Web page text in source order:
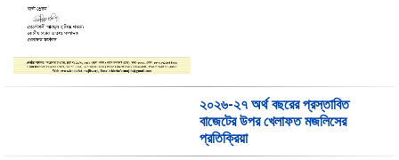
২০২৬-২৭ অর্থ বছরের প্রস্তাবিত
বাজেটের উপর খেলাফত মজলিসের
প্রতিক্রিয়া